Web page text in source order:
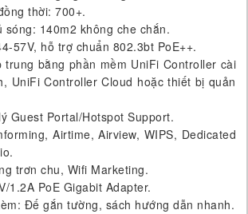
thời: 700+.
sóng: 140m2 không che chắn.
57V, hỗ trợ chuẩn 802.3bt PoE++.
trung bằng phần mềm UniFi Controller cài
UniFi Controller Cloud hoặc thiết bị quản
Guest Portal/Hotspot Support.
Airtime, Airview, WIPS, Dedicated
trơn chu, Wifi Marketing.
1.2A PoE Gigabit Adapter.
Đế gắn tường, sách hướng dẫn nhanh.